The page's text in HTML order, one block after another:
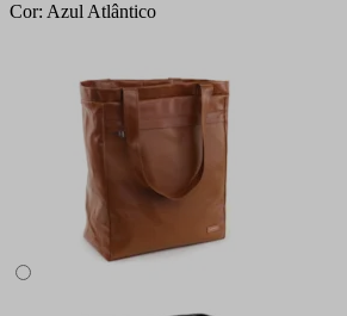
Cor: Azul Atlântico